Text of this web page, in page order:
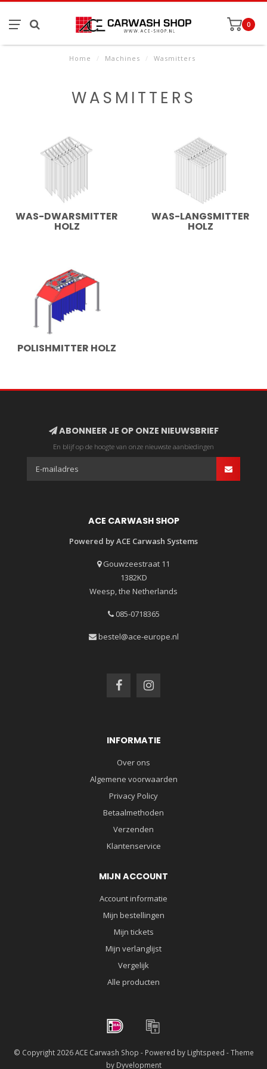
0
Home / Machines / Wasmitters
WASMITTERS
WAS-DWARSMITTER
HOLZ
WAS-LANGSMITTER
HOLZ
POLISHMITTER HOLZ
ABONNEER JE OP ONZE NIEUWSBRIEF
En blijf op de hoogte van onze nieuwste aanbiedingen
ACE CARWASH SHOP
Powered by ACE Carwash Systems
Gouwzeestraat 11
1382KD
Weesp, the Netherlands
085-0718365
bestel@ace-europe.nl
INFORMATIE
Over ons
Algemene voorwaarden
Privacy Policy
Betaalmethoden
Verzenden
Klantenservice
MIJN ACCOUNT
Account informatie
Mijn bestellingen
Mijn tickets
Mijn verlanglijst
Vergelijk
Alle producten
© Copyright 2026 ACE Carwash Shop - Powered by Lightspeed - Theme
by Dyvelopment